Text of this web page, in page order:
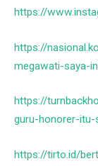
https://
https://
megawati-saya-
https://
guru-honorer-itu-
https://tirto.id/